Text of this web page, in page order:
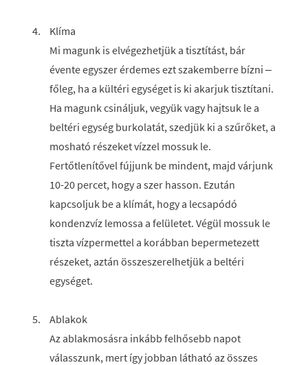
Klíma
Mi magunk is elvégezhetjük a tisztítást, bár
évente egyszer érdemes ezt szakemberre bízni –
főleg, ha a kültéri egységet is ki akarjuk tisztítani.
Ha magunk csináljuk, vegyük vagy hajtsuk le a
beltéri egység burkolatát, szedjük ki a szűrőket, a
mosható részeket vízzel mossuk le.
Fertőtlenítővel fújjunk be mindent, majd várjunk
10-20 percet, hogy a szer hasson. Ezután
kapcsoljuk be a klímát, hogy a lecsapódó
kondenzvíz lemossa a felületet. Végül mossuk le
tiszta vízpermettel a korábban bepermetezett
részeket, aztán összeszerelhetjük a beltéri
egységet.
Ablakok
Az ablakmosásra inkább felhősebb napot
válasszunk, mert így jobban látható az összes